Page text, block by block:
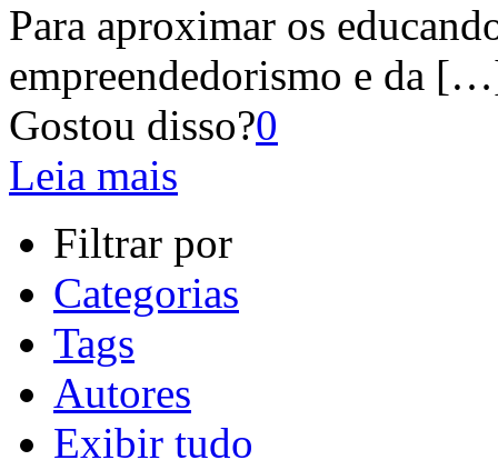
Para aproximar os
empreendedorismo e da
Gostou disso?0
Leia mais
Filtrar por
Categorias
Tags
Autores
Exibir tudo